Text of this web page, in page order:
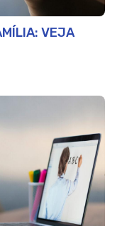
VEJA